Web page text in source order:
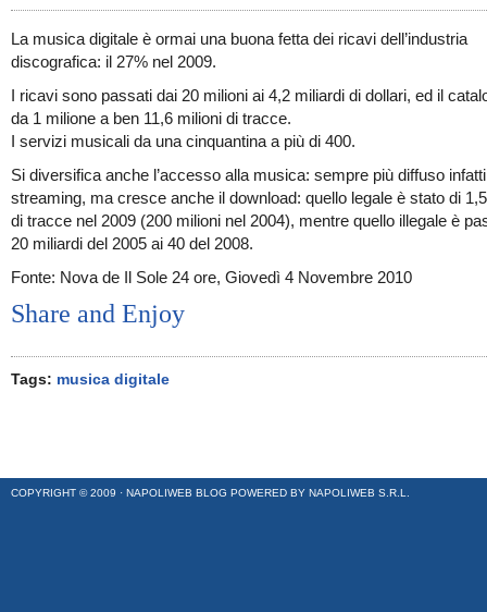
La musica digitale è ormai una buona fetta dei ricavi dell’industria
discografica: il 27% nel 2009.
I ricavi sono passati dai 20 milioni ai 4,2 miliardi di dollari, ed il
da 1 milione a ben 11,6 milioni di tracce.
I servizi musicali da una cinquantina a più di 400.
Si diversifica anche l’accesso alla musica: sempre più diffuso
streaming, ma cresce anche il download: quello legale è stato di
di tracce nel 2009 (200 milioni nel 2004), mentre quello illegale è
20 miliardi del 2005 ai 40 del 2008.
Fonte: Nova de Il Sole 24 ore, Giovedì 4 Novembre 2010
Share and Enjoy
Tags: musica digitale
COPYRIGHT © 2009 · NAPOLIWEB BLOG POWERED BY NAPOLIWEB S.R.L.